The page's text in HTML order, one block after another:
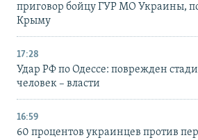
приговор бойцу ГУР МО Украины,
Крыму
17:28
Удар РФ по Одессе: поврежден
человек – власти
16:59
60 процентов украинцев против